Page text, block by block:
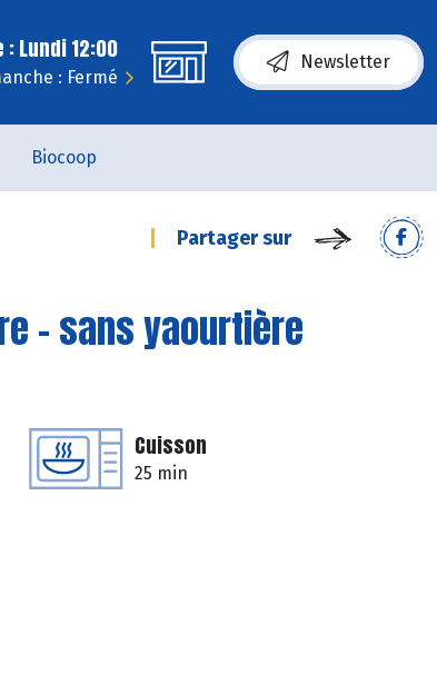
Lundi 12:00
: Fermé
Newsletter
Biocoop
Partager sur
- sans yaourtière
Cuisson
25 min